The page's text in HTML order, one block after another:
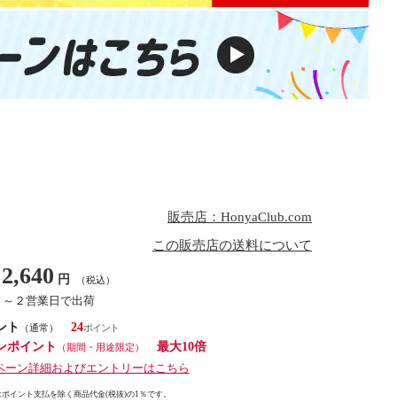
販売店：HonyaClub.com
この販売店の送料について
2,640 円 （税込）
～２営業日で出荷
ト
（通常）
24
ポイント
（期間・用途限定）
最大10倍
ーン詳細およびエントリーはこちら
イント支払を除く商品代金(税抜)の1％です。